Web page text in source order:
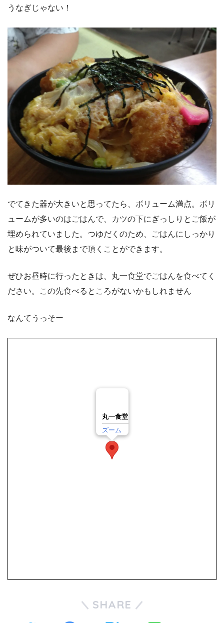
うなぎじゃない！
でてきた器が大きいと思ってたら、ボリューム満点。ボリ
ュームが多いのはごはんで、カツの下にぎっしりとご飯が
埋められていました。つゆだくのため、ごはんにしっかり
と味がついて最後まで頂くことができます。
ぜひお昼時に行ったときは、丸一食堂でごはんを食べてく
ださい。この先食べるところがないかもしれません
なんてうっそー
丸一食堂
ズーム
SHARE